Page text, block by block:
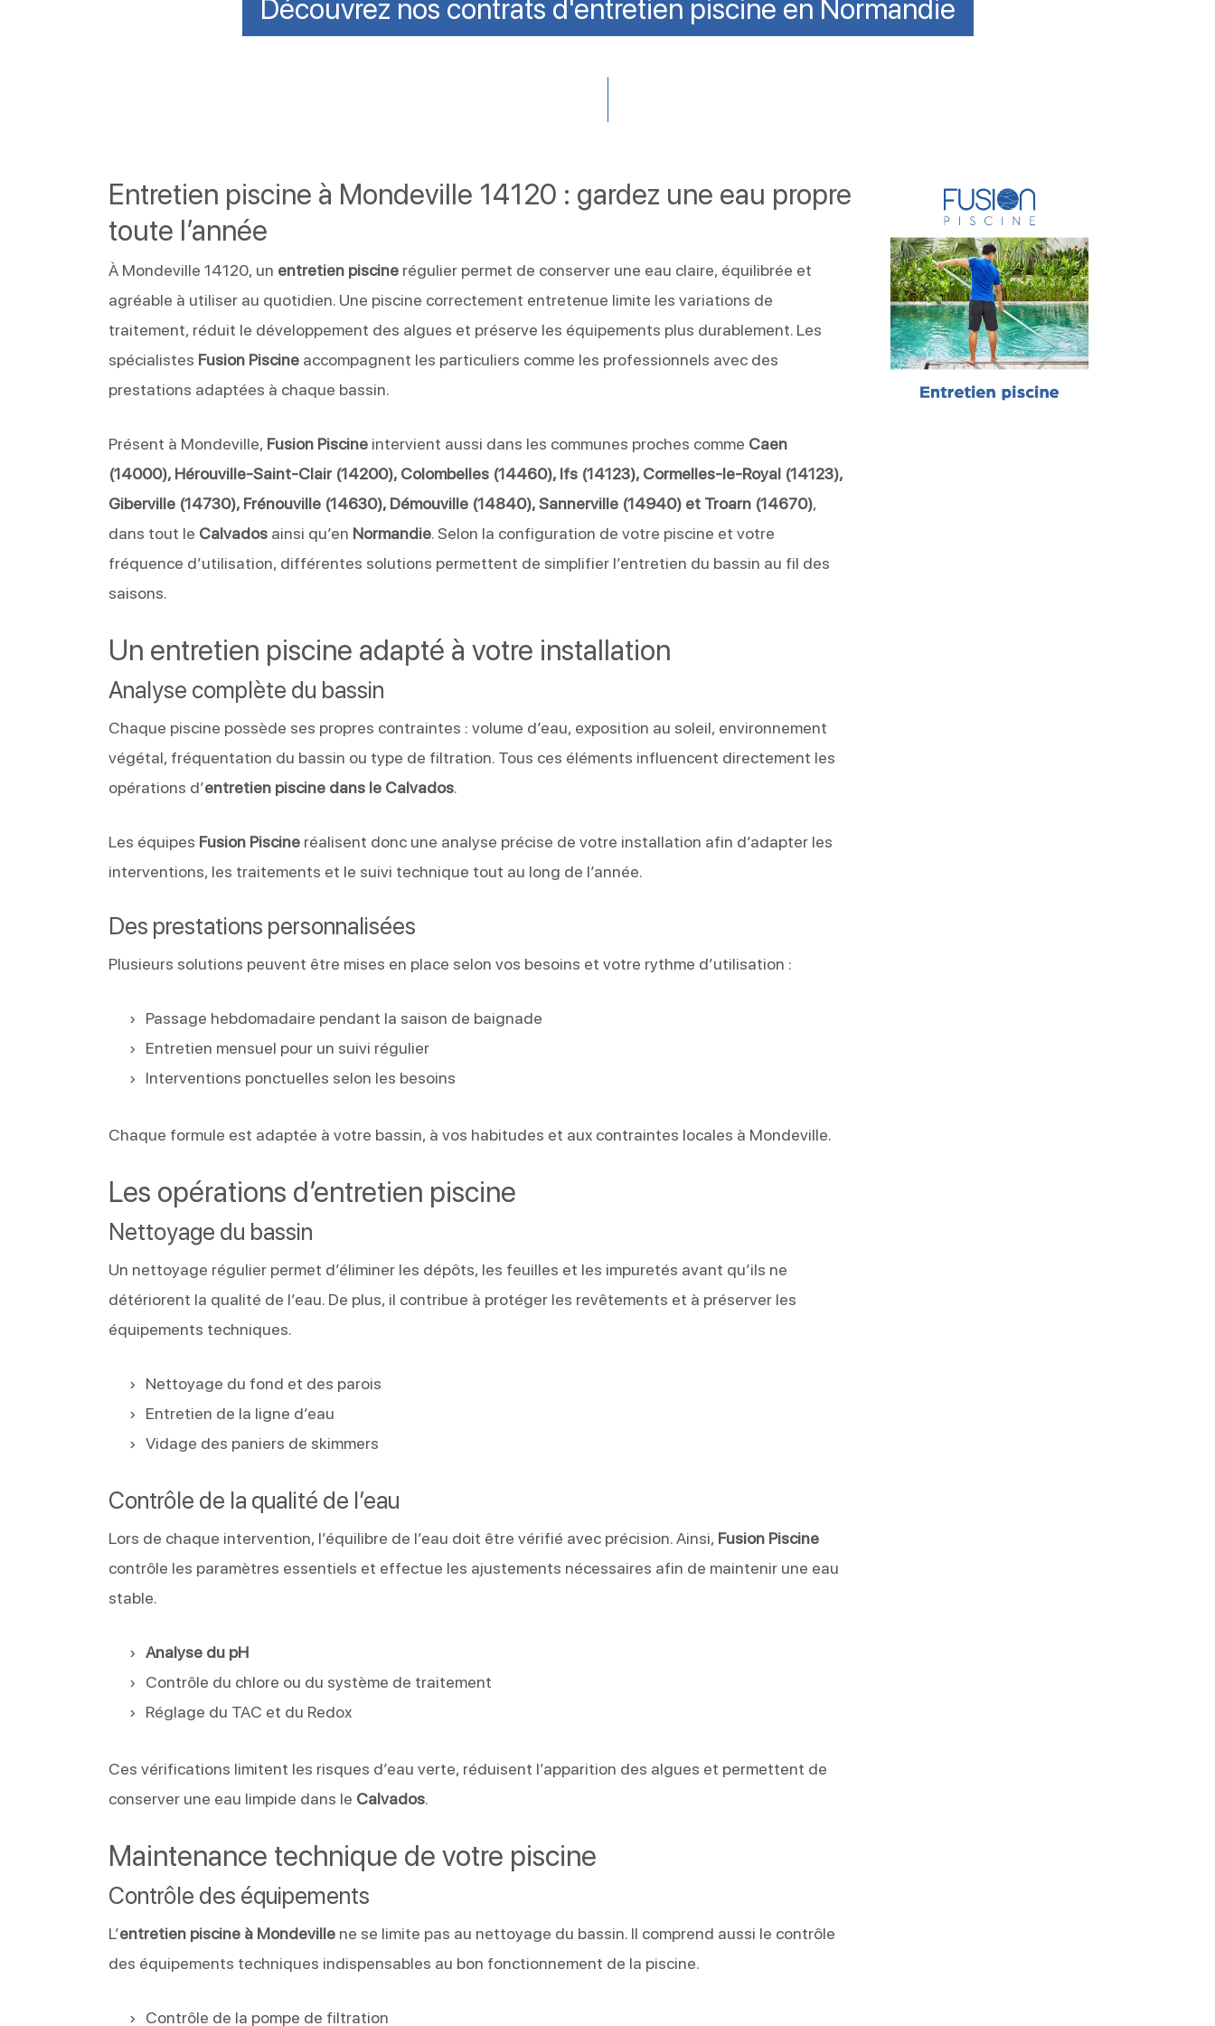
Découvrez nos contrats d'entretien piscine en Normandie
Entretien piscine à Mondeville 14120 : gardez une eau propre
toute l’année
À Mondeville 14120, un entretien piscine régulier permet de conserver une eau claire, équilibrée et
agréable à utiliser au quotidien. Une piscine correctement entretenue limite les variations de
traitement, réduit le développement des algues et préserve les équipements plus durablement. Les
spécialistes Fusion Piscine accompagnent les particuliers comme les professionnels avec des
prestations adaptées à chaque bassin.
Présent à Mondeville, Fusion Piscine intervient aussi dans les communes proches comme Caen
(14000), Hérouville-Saint-Clair (14200), Colombelles (14460), Ifs (14123), Cormelles-le-Royal (14123),
Giberville (14730), Frénouville (14630), Démouville (14840), Sannerville (14940) et Troarn (14670),
dans tout le Calvados ainsi qu’en Normandie. Selon la configuration de votre piscine et votre
fréquence d’utilisation, différentes solutions permettent de simplifier l’entretien du bassin au fil des
saisons.
Un entretien piscine adapté à votre installation
Analyse complète du bassin
Chaque piscine possède ses propres contraintes : volume d’eau, exposition au soleil, environnement
végétal, fréquentation du bassin ou type de filtration. Tous ces éléments influencent directement les
opérations d’entretien piscine dans le Calvados.
Les équipes Fusion Piscine réalisent donc une analyse précise de votre installation afin d’adapter les
interventions, les traitements et le suivi technique tout au long de l’année.
Des prestations personnalisées
Plusieurs solutions peuvent être mises en place selon vos besoins et votre rythme d’utilisation :
Passage hebdomadaire pendant la saison de baignade
Entretien mensuel pour un suivi régulier
Interventions ponctuelles selon les besoins
Chaque formule est adaptée à votre bassin, à vos habitudes et aux contraintes locales à Mondeville.
Les opérations d’entretien piscine
Nettoyage du bassin
Un nettoyage régulier permet d’éliminer les dépôts, les feuilles et les impuretés avant qu’ils ne
détériorent la qualité de l’eau. De plus, il contribue à protéger les revêtements et à préserver les
équipements techniques.
Nettoyage du fond et des parois
Entretien de la ligne d’eau
Vidage des paniers de skimmers
Contrôle de la qualité de l’eau
Lors de chaque intervention, l’équilibre de l’eau doit être vérifié avec précision. Ainsi, Fusion Piscine
contrôle les paramètres essentiels et effectue les ajustements nécessaires afin de maintenir une eau
stable.
Analyse du pH
Contrôle du chlore ou du système de traitement
Réglage du TAC et du Redox
Ces vérifications limitent les risques d’eau verte, réduisent l’apparition des algues et permettent de
conserver une eau limpide dans le Calvados.
Maintenance technique de votre piscine
Contrôle des équipements
L’entretien piscine à Mondeville ne se limite pas au nettoyage du bassin. Il comprend aussi le contrôle
des équipements techniques indispensables au bon fonctionnement de la piscine.
Contrôle de la pompe de filtration